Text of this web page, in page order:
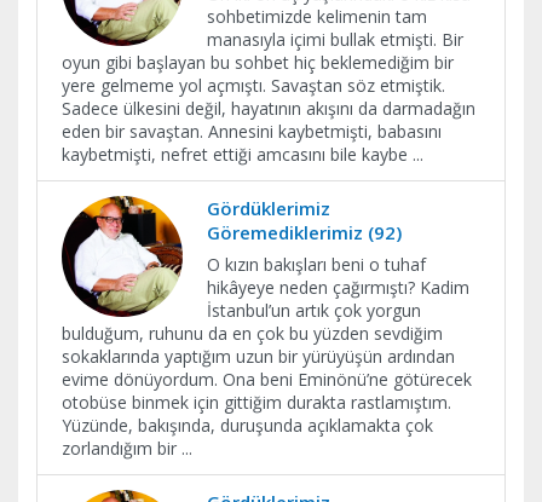
sohbetimizde kelimenin tam
manasıyla içimi bullak etmişti. Bir
oyun gibi başlayan bu sohbet hiç beklemediğim bir
yere gelmeme yol açmıştı. Savaştan söz etmiştik.
Sadece ülkesini değil, hayatının akışını da darmadağın
eden bir savaştan. Annesini kaybetmişti, babasını
kaybetmişti, nefret ettiği amcasını bile kaybe ...
Gördüklerimiz
Göremediklerimiz (92)
O kızın bakışları beni o tuhaf
hikâyeye neden çağırmıştı? Kadim
İstanbul’un artık çok yorgun
bulduğum, ruhunu da en çok bu yüzden sevdiğim
sokaklarında yaptığım uzun bir yürüyüşün ardından
evime dönüyordum. Ona beni Eminönü’ne götürecek
otobüse binmek için gittiğim durakta rastlamıştım.
Yüzünde, bakışında, duruşunda açıklamakta çok
zorlandığım bir ...